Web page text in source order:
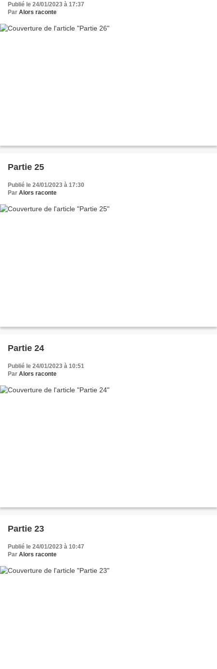
Publié le 24/01/2023 à 17:37
Par Alors raconte
Partie 25
Publié le 24/01/2023 à 17:30
Par Alors raconte
Partie 24
Publié le 24/01/2023 à 10:51
Par Alors raconte
Partie 23
Publié le 24/01/2023 à 10:47
Par Alors raconte